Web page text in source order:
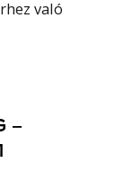
való
–